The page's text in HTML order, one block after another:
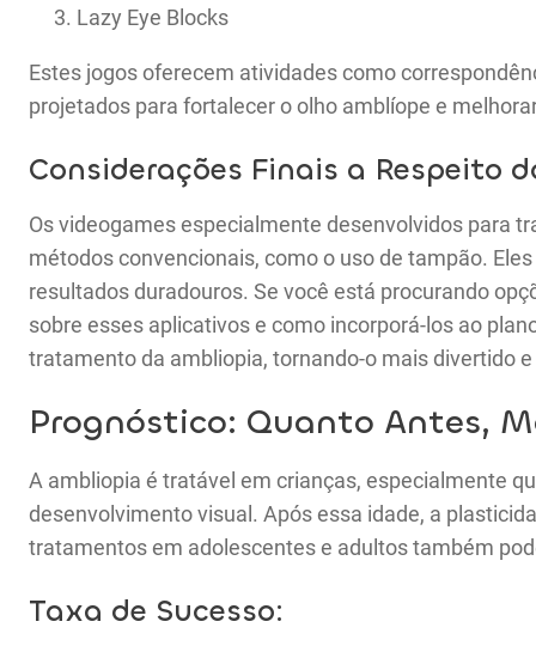
Lazy Eye Blocks
Estes jogos oferecem atividades como
projetados para fortalecer o olho amblíope e
Considerações Finais a Respeito
Os videogames especialmente desenvolvidos para
métodos convencionais, como o uso de tampão.
resultados duradouros. Se você está procurando
sobre esses aplicativos e como incorporá-los ao
tratamento da ambliopia, tornando-o mais divertido
Prognóstico: Quanto Antes,
A ambliopia é tratável em crianças, especialmente
desenvolvimento visual. Após essa idade, a
tratamentos em adolescentes e adultos também
Taxa de Sucesso: